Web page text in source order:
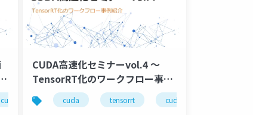
障害物検出 自動運転 画像解析
ュータビジョンシリーズ cuda高速化
cuda高速化 高速化シリーズ cuda高速化シリーズ
CUDA高速化セミナーvol.4 ～
TensorRT化のワークフロー事例
紹介～（2022/08/25）
cuda tensorrt cuda高速化